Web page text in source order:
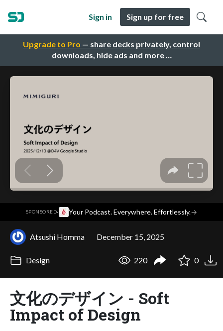
Upgrade to Pro — share decks privately, control
downloads, hide ads and more …
Sign in Sign up for free
SPONSORED· Your Podcast. Everywhere. Effortlessly.→
Atsushi Homma December 15, 2025
Design 220 0
文化のデザイン - Soft
Impact of Design